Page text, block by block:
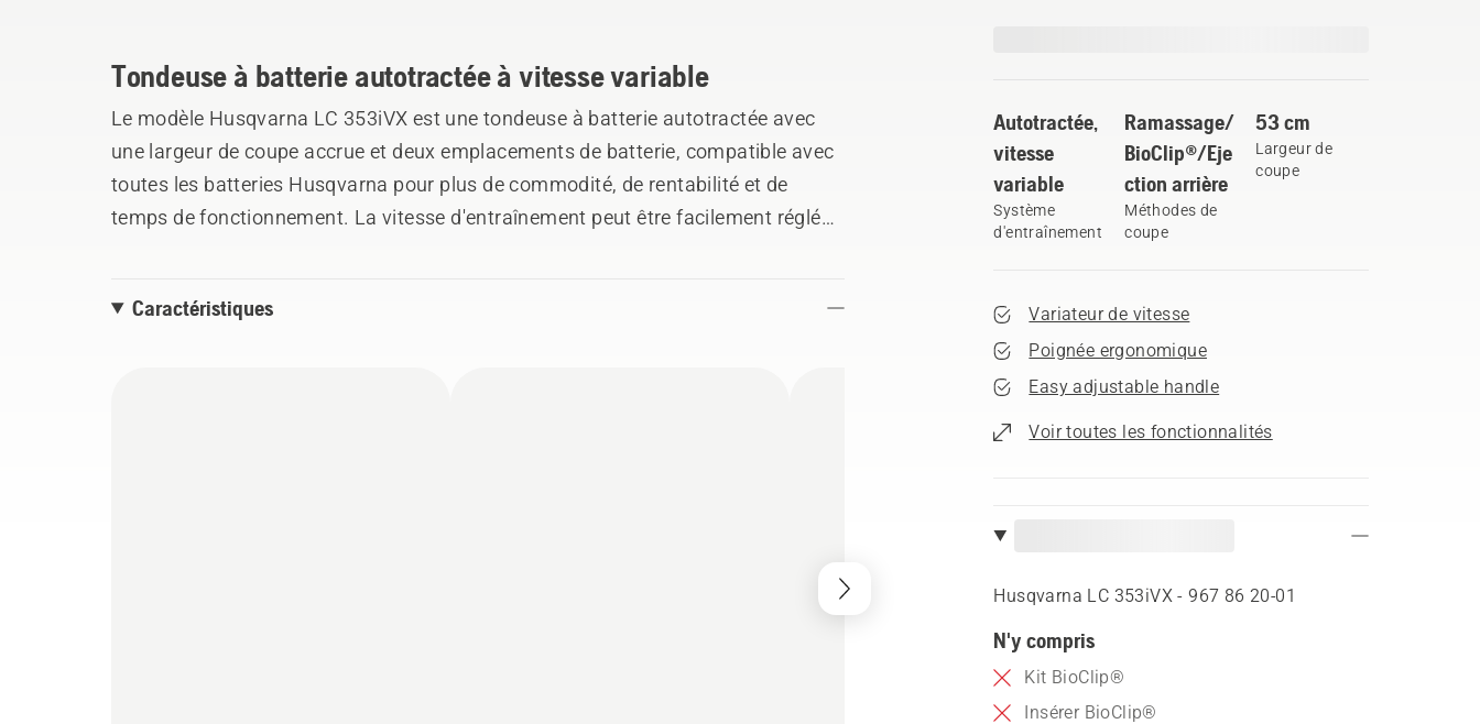
Autotractée,
vitesse
variable
Système
d'entraînement
Ramassage/
BioClip®/Eje
ction arrière
Méthodes de
coupe
53 cm
Largeur de
coupe
Variateur de vitesse
Poignée ergonomique
Easy adjustable handle
Voir toutes les fonctionnalités
Husqvarna LC 353iVX - 967 86 20‑01
N'y compris
Kit BioClip®
Insérer BioClip®
Tondeuse à batterie autotractée à vitesse variable
Le modèle Husqvarna LC 353iVX est une tondeuse à batterie autotractée avec
une largeur de coupe accrue et deux emplacements de batterie, compatible avec
toutes les batteries Husqvarna pour plus de commodité, de rentabilité et de
temps de fonctionnement. La vitesse d'entraînement peut être facilement réglée
connectivité Bluetooth fournit à l'utilisateur des données et des informations sur
Caractéristiques